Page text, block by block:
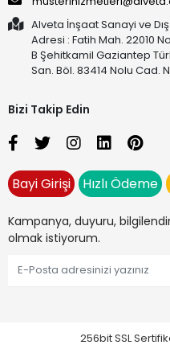
Alveta İnşaat Sanayi ve
Adresi : Fatih Mah. 22010
B Şehitkamil Gaziantep
San. Böl. 83414 Nolu Cad.
Bizi Takip Edin
Bayi Girişi Hızlı Ödeme
Kampanya, duyuru,
olmak istiyorum.
256bit SSL